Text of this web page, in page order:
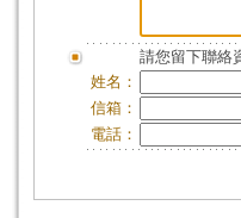
請您留下聯絡
姓名：
信箱：
電話：